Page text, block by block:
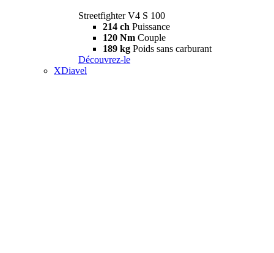
Streetfighter V4 S 100
214 ch Puissance
120 Nm Couple
189 kg Poids sans carburant
Découvrez-le
XDiavel